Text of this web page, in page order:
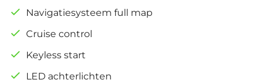
Navigatiesysteem full map
Cruise control
Keyless start
LED achterlichten